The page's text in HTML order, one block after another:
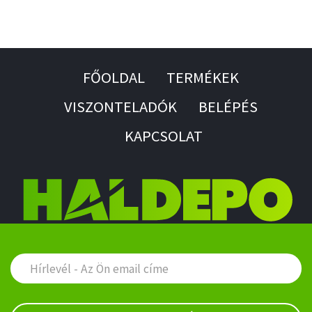
FŐOLDAL
TERMÉKEK
VISZONTELADÓK
BELÉPÉS
KAPCSOLAT